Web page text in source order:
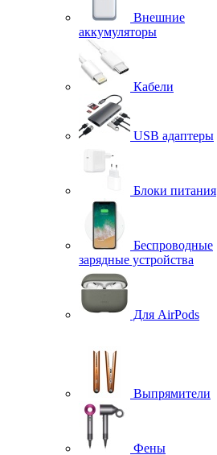
Внешние
аккумуляторы
Кабели
USB адаптеры
Блоки питания
Беспроводные
зарядные устройства
Для AirPods
Выпрямители
Фены